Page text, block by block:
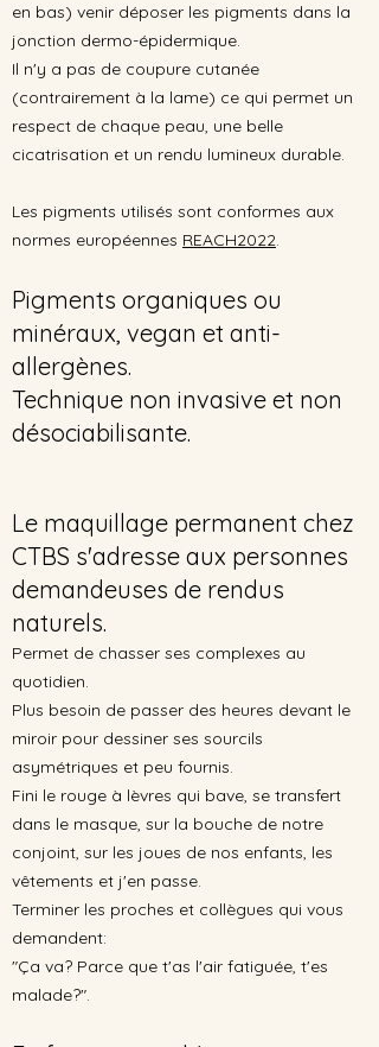
en bas) venir déposer les pigments dans la
jonction dermo-épidermique.
Il n'y a pas de coupure cutanée
(contrairement à la lame) ce qui permet un
respect de chaque peau, une belle
cicatrisation et un rendu lumineux durable.
Les pigments utilisés sont conformes aux
normes européennes REACH2022.
Pigments organiques ou
minéraux, vegan et anti-
allergènes.
Technique non invasive et non
désociabilisante.​
Le maquillage permanent chez
CTBS s'adresse aux personnes
demandeuses de rendus
naturels.
Permet de chasser ses complexes au
quotidien.
Plus besoin de passer des heures devant le
miroir pour dessiner ses sourcils
asymétriques et peu fournis.
Fini le rouge à lèvres qui bave, se transfert
dans le masque, sur la bouche de notre
conjoint, sur les joues de nos enfants, les
vêtements et j'en passe.
Terminer les proches et collègues qui vous
demandent:
"Ça va? Parce que t'as l'air fatiguée, t'es
malade?".